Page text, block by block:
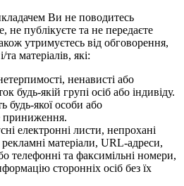
Ви не поводитесь
не публікуєте та не передаєте
утримуєтесь від обговорення,
матеріалів, які:
ненависті або
будь-якій групі осіб або індивіду.
будь-якої особи або
приниження.
електронні листи, непрохані
матеріали, URL-адреси,
телефонні та факсимільні номери,
сторонніх осіб без їх